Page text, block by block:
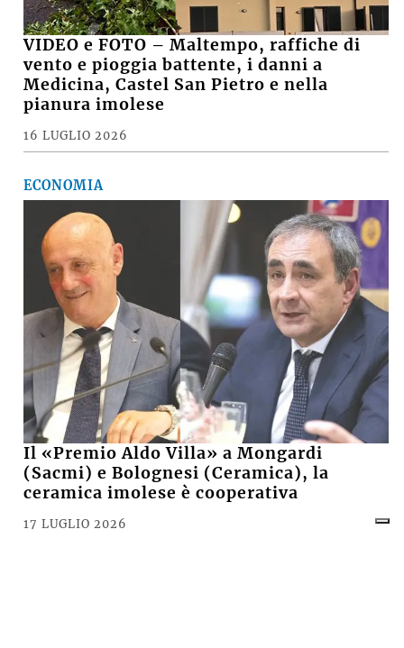
VIDEO e FOTO – Maltempo, raffiche di
vento e pioggia battente, i danni a
Medicina, Castel San Pietro e nella
pianura imolese
16 LUGLIO 2026
ECONOMIA
Il «Premio Aldo Villa» a Mongardi
(Sacmi) e Bolognesi (Ceramica), la
ceramica imolese è cooperativa
17 LUGLIO 2026